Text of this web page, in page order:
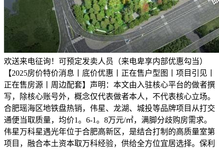
欢送来电征询！可预定发卖人员（来电卑享内部优惠勾当）
【2025房价特价消息丨底价优惠丨正在售户型图丨项目引见丨
正在售房源丨周边配套】声明：本文由入驻核心平台的做者撰
写，除核心账号外，概念仅代表做者本人，不代表核心立场。
合肥瑶海区地铁盘热销，伟星、龙湖、城投等品牌项目从打交
通便当取质量，均价1。6-1。8万元/㎡，满脚分歧购房需求。
伟星万科星遇光年位于合肥高新区，是结合打制的高质量室第
项目，融合本土资本取万科经验，供给全方位宜居选择。保利